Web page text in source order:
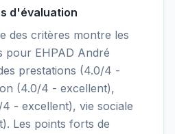
d'évaluation
des critères montre les
pour EHPAD André
prestations (4.0/4 -
(4.0/4 - excellent),
- excellent), vie sociale
Les points forts de